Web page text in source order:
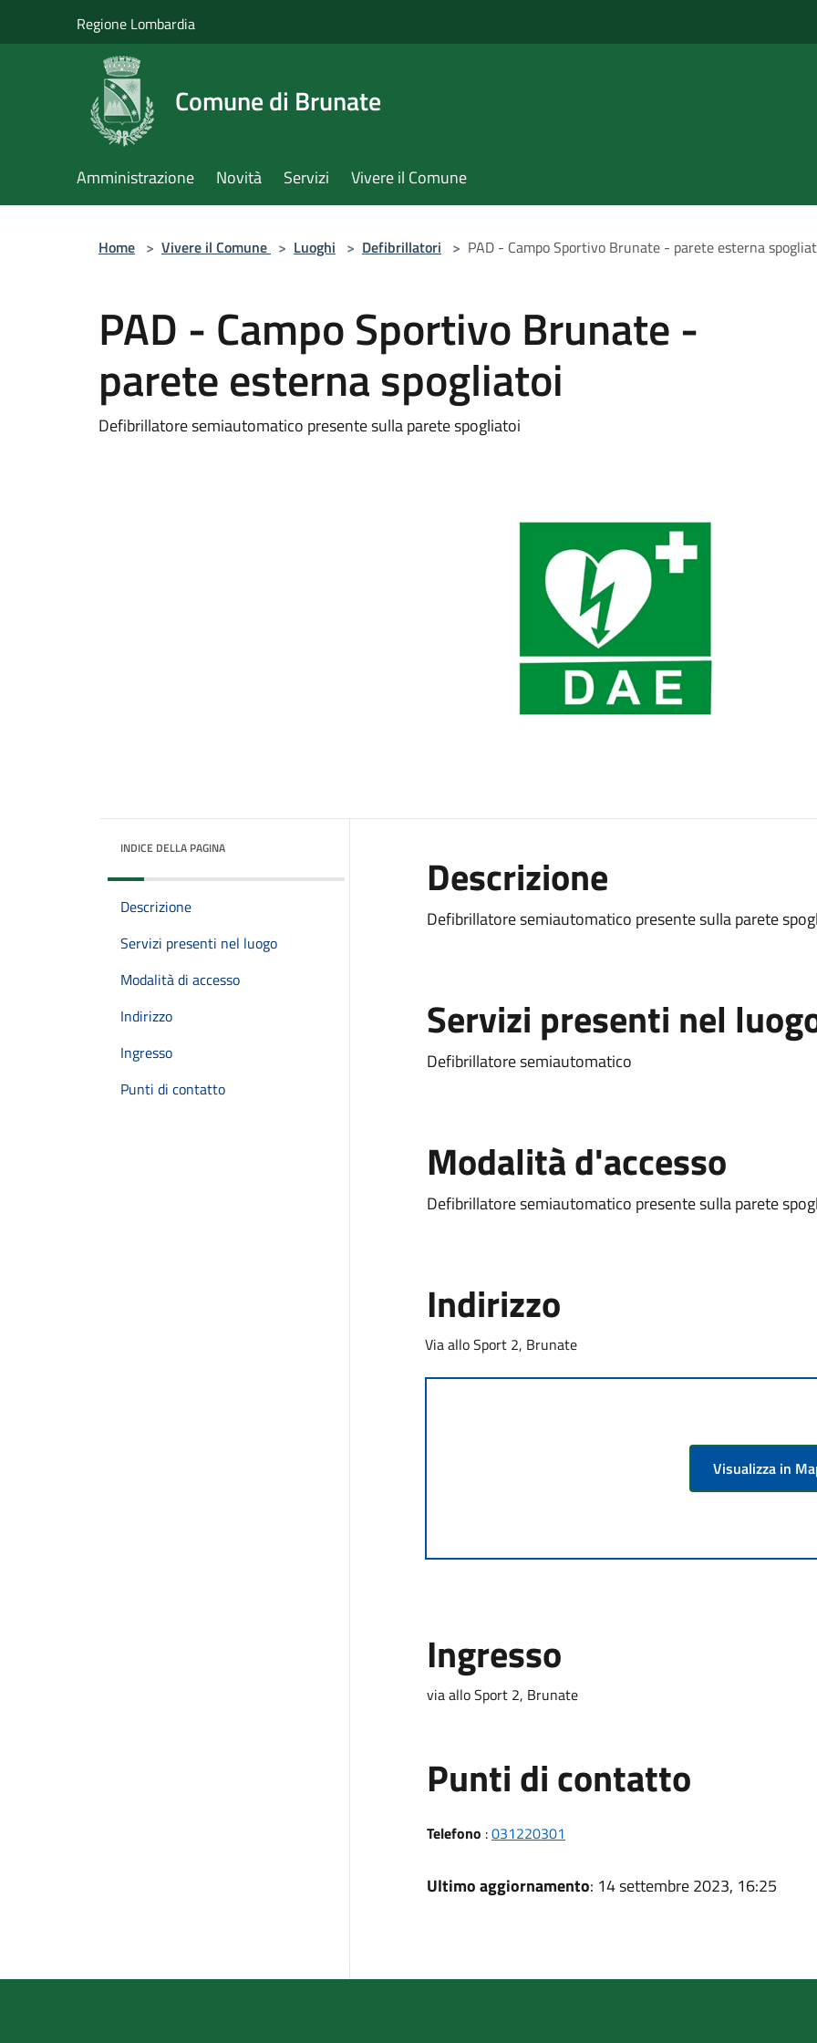
Regione Lombardia
Comune di Brunate
Amministrazione Novità Servizi Vivere il Comune
Home > Vivere il Comune > Luoghi > Defibrillatori > PAD - Campo Sportivo Brunate - parete esterna
PAD - Campo Sportivo Brunate -
parete esterna spogliatoi
Defibrillatore semiautomatico presente sulla parete spogliatoi
INDICE DELLA PAGINA
Descrizione
Servizi presenti nel luogo
Modalità di accesso
Indirizzo
Ingresso
Punti di contatto
Descrizione
Defibrillatore semiautomatico presente sulla parete
Servizi presenti nel
Defibrillatore semiautomatico
Modalità d'accesso
Defibrillatore semiautomatico presente sulla parete
Indirizzo
Via allo Sport 2, Brunate
Visualizza in
Ingresso
via allo Sport 2, Brunate
Punti di contatto
Telefono :031220301
Ultimo aggiornamento: 14 settembre 2023, 16:25